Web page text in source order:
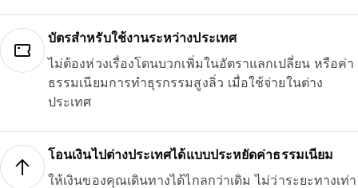
บัตรสำหรับใช้งานระหว่างประเทศ
ไม่ต้องห่วงเรื่องโดนบวกเพิ่มในอัตราแลกเปลี่ยน หรือค่า
ธรรมเนียมการทำธุรกรรมสูงลิ่ว เมื่อใช้จ่ายในต่าง
ประเทศ
โอนเงินไปต่างประเทศได้แบบประหยัดค่าธรรมเนียม
ให้เงินของคุณเดินทางได้ไกลกว่าเดิม ไม่ว่าระยะทางเท่า